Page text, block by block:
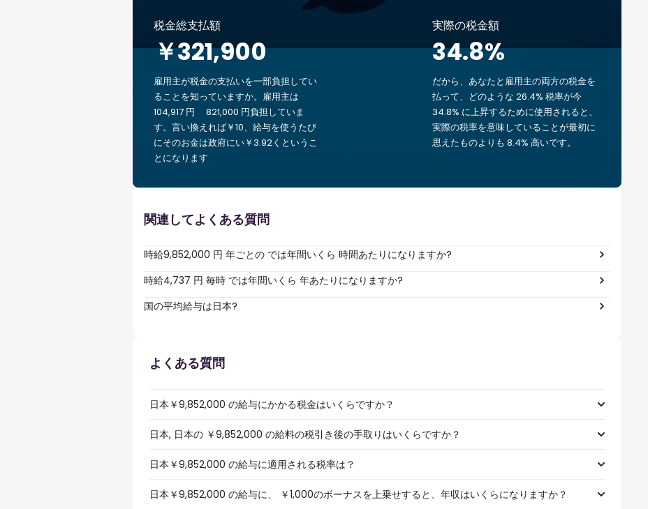
税金総支払額
￥321,900
雇用主が税金の支払いを一部負担してい
ることを知っていますか。雇用主は
104,917 円 821,000 円負担していま
す。言い換えれば￥10、給与を使うたび
にそのお金は政府にい￥3.92くというこ
とになります
実際の税金額
34.8%
だから、あなたと雇用主の両方の税金を
払って、どのような 26.4% 税率が今
34.8% に上昇するために使用されると、
実際の税率を意味していることが最初に
思えたものよりも 8.4% 高いです。
関連してよくある質問
時給9,852,000 円 年ごとの では年間いくら 時間あたりになりますか?
時給4,737 円 毎時 では年間いくら 年あたりになりますか?
国の平均給与は日本?
よくある質問
日本￥9,852,000 の給与にかかる税金はいくらですか？
日本, 日本の ￥9,852,000 の給料の税引き後の手取りはいくらですか？
日本￥9,852,000 の給与に適用される税率は？
日本￥9,852,000 の給与に、 ￥1,000のボーナスを上乗せすると、年収はいくらになりますか？